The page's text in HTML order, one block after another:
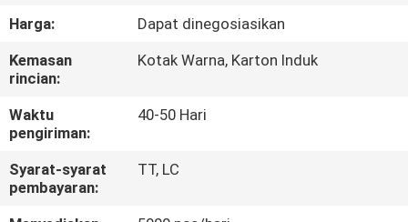
KONTROL
KUALITAS
HUBUNGI
KAMI
Harga:
Dapat dinegosiasikan
Kemasan
rincian:
Kotak Warna, Karton Induk
Waktu
pengiriman:
40-50 Hari
Syarat-syarat
pembayaran:
TT, LC